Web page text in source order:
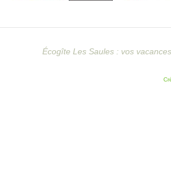
Écogîte Les Saules : vos